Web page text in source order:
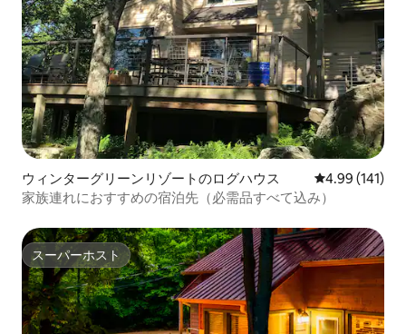
ウィンターグリーンリゾートのログハウス レビュー141
4.99 (141)
家族連れにおすすめの宿泊先（必需品すべて込み）
スーパーホスト
スーパーホスト